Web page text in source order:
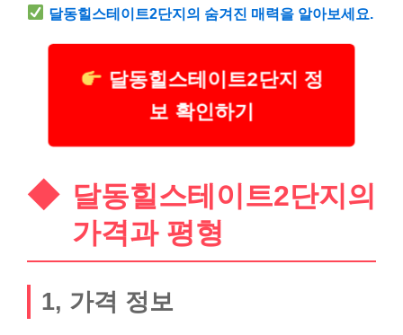
달동힐스테이트2단지의 숨겨진 매력을 알아보세요.
달동힐스테이트2단지 정
보 확인하기
달동힐스테이트2단지의
가격과 평형
1, 가격 정보